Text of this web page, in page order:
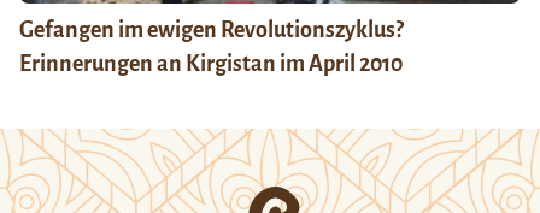
Gefangen im ewigen Revolutionszyklus?
Erinnerungen an Kirgistan im April 2010